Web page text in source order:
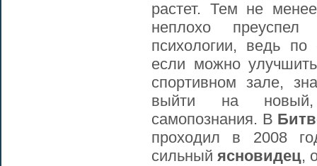
растет. Тем не
неплохо
психологии, ведь по
если можно
спортивном зале,
выйти на новый,
самопознания. В
проходил в 2008
сильный ясновидец,